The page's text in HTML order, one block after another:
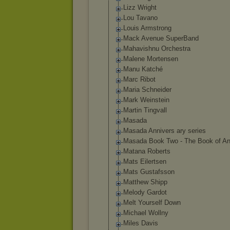
Lizz Wright
Lou Tavano
Louis Armstrong
Mack Avenue SuperBand
Mahavishnu Orchestra
Malene Mortensen
Manu Katché
Marc Ribot
Maria Schneider
Mark Weinstein
Martin Tingvall
Masada
Masada Annivers ary series
Masada Book Two - The Book of
Matana Roberts
Mats Eilertsen
Mats Gustafsson
Matthew Shipp
Melody Gardot
Melt Yourself Down
Michael Wollny
Miles Davis